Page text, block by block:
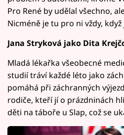
Pro René by udělal všechno,
Nicméně je tu pro ni vždy,
Jana Stryková jako Dita
Mladá lékařka všeobecné
studií tráví každé léto jako
pomáhá při záchranných
rodiče, kteří jí o prázdninách
děti na táboře u Slap, což se